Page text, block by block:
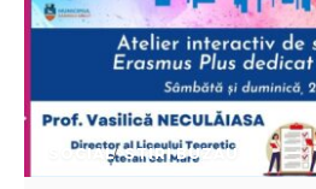
SOCIAL STIRI BUZAU